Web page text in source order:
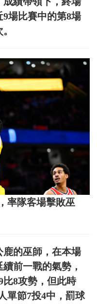
9場比賽中的第8場
率隊客場擊敗巫
的巫師，在本場
前一戰的氣勢，
比8攻勢，但此時
單節7投4中，罰球